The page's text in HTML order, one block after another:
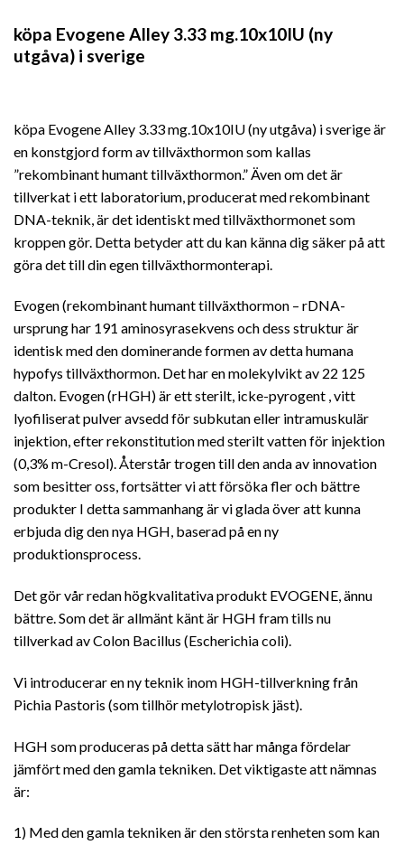
köpa Evogene Alley 3.33 mg.10x10IU (ny
utgåva) i sverige
köpa Evogene Alley 3.33 mg.10x10IU (ny utgåva) i sverige är
en konstgjord form av tillväxthormon som kallas
”rekombinant humant tillväxthormon.” Även om det är
tillverkat i ett laboratorium, producerat med rekombinant
DNA-teknik, är det identiskt med tillväxthormonet som
kroppen gör. Detta betyder att du kan känna dig säker på att
göra det till din egen tillväxthormonterapi.
Evogen (rekombinant humant tillväxthormon – rDNA-
ursprung har 191 aminosyrasekvens och dess struktur är
identisk med den dominerande formen av detta humana
hypofys tillväxthormon. Det har en molekylvikt av 22 125
dalton. Evogen (rHGH) är ett sterilt, icke-pyrogent , vitt
lyofiliserat pulver avsedd för subkutan eller intramuskulär
injektion, efter rekonstitution med sterilt vatten för injektion
(0,3% m-Cresol). Återstår trogen till den anda av innovation
som besitter oss, fortsätter vi att försöka fler och bättre
produkter I detta sammanhang är vi glada över att kunna
erbjuda dig den nya HGH, baserad på en ny
produktionsprocess.
Det gör vår redan högkvalitativa produkt EVOGENE, ännu
bättre. Som det är allmänt känt är HGH fram tills nu
tillverkad av Colon Bacillus (Escherichia coli).
Vi introducerar en ny teknik inom HGH-tillverkning från
Pichia Pastoris (som tillhör metylotropisk jäst).
HGH som produceras på detta sätt har många fördelar
jämfört med den gamla tekniken. Det viktigaste att nämnas
är:
1) Med den gamla tekniken är den största renheten som kan